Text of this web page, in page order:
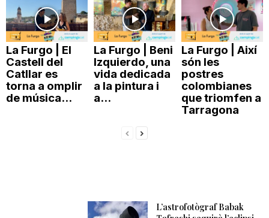
La Furgo | El
Castell del
Catllar es
torna a omplir
de música...
La Furgo | Beni
Izquierdo, una
vida dedicada
a la pintura i
a...
La Furgo | Així
són les
postres
colombianes
que triomfen a
Tarragona